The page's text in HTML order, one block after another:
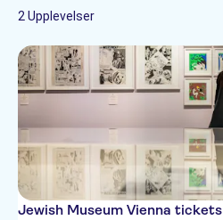
2 Upplevelser
Jewish Museum Vienna tickets